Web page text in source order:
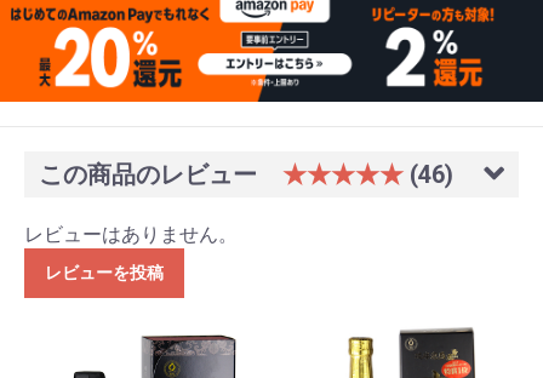
この商品のレビュー ★★★★★ (46)
レビューはありません。
レビューを投稿